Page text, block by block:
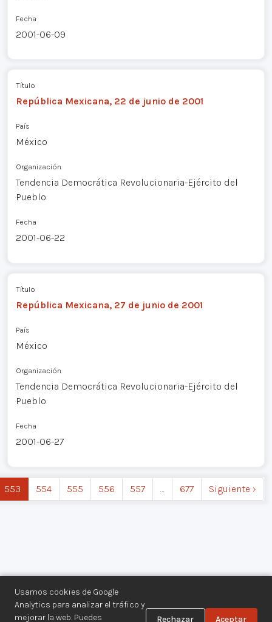
Usamos cookies de Google
Analytics para analizar el tráfico y
mejorar la web. Puedes
Rechazar Aceptar
Fecha
2001-06-09
Título
República Mexicana, 22 de junio de 2001
País
México
Organización
Tendencia Democrática Revolucionaria-Ejército del
Pueblo
Fecha
2001-06-22
Título
República Mexicana, 27 de junio de 2001
País
México
Organización
Tendencia Democrática Revolucionaria-Ejército del
Pueblo
Fecha
2001-06-27
553 554 555 556 557 677 Siguiente ›